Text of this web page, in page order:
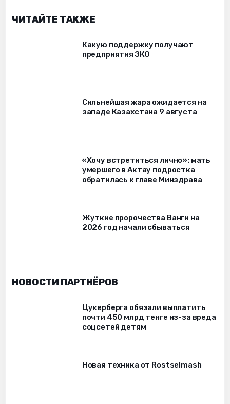
ЧИТАЙТЕ ТАКЖЕ
Какую поддержку получают
предприятия ЗКО
Сильнейшая жара ожидается на
западе Казахстана 9 августа
«Хочу встретиться лично»: мать
умершего в Актау подростка
обратилась к главе Минздрава
Жуткие пророчества Ванги на
2026 год начали сбываться
НОВОСТИ ПАРТНЁРОВ
Цукерберга обязали выплатить
почти 450 млрд тенге из-за вреда
соцсетей детям
Новая техника от Rostselmash